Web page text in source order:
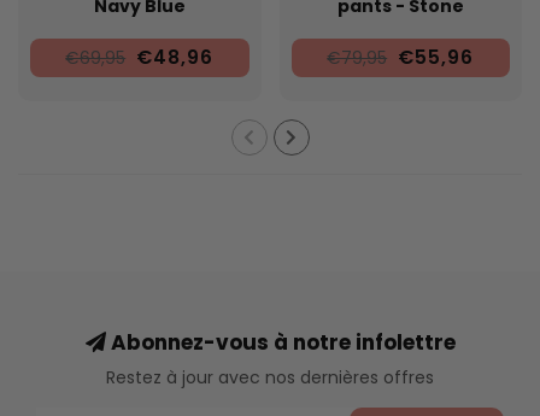
Navy Blue
€69,95 €48,96
pants - Stone
€79,95 €55,96
Abonnez-vous à notre infolettre
Restez à jour avec nos dernières offres